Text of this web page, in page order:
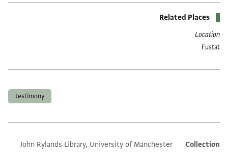
Related Places
Location
Fustat
testimony
Additional metadata
Collection
John Rylands Library, University of Manchester